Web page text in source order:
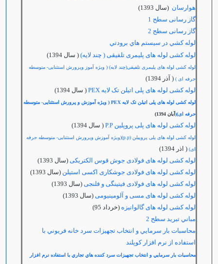
هوارسان (سال 1393)
گاز رسانی سطح 1
گاز رسانی سطح 2
لوله كشي در سيستم هاي برودتي
لوله کشی لوله های پلیمری تلفیقی ( چند لایه) ( سال 1394)
لوله کشی لوله های پلیمری تلفیقی(چند لایه) ( ویژه آموز وپرورش استثنایی- متوسطه
حرفه ای ) ( آذر 1394)
لوله کشی لوله های پلی اتیلن تک لایه PEX
( سال 1394)
لوله کشی لوله های پلی اتیلن تک لایه PEX ( ویژه آموزش و پرورش استثنایی- متوسطه
حرفه ای)( آبان 1394)
لوله کشی لوله های پلی پروپلین P.P ( سال 1394)
لوله کشی لوله های پلی پروپیلن (p.p)(ویژه آموزش وپرورش استثنایی- متوسطه حرفه
ای) ( اذر 1394)
لوله کشی لوله های فولادی جوش قوس الکتریکی (سال 1393)
لوله کشی لوله های فولادی جوشکاری اکسی استیلن (سال 1393)
لوله کشی لوله های فولادی فیتینگی و فلنجی (سال 1393)
لوله کشی لوله های مسی و آلومینیومی (سال 1393)
لوله کشی لوله های گالوانیزه (خرداد 95)
مباني تبرید سطح 2
محاسبات بار سرمايي و انتخاب تجهيزات سرد خانه فريوني با
استفاده از نرم افزار كوپلند
محاسبات بار سرمايي و انتخاب تجهيزات سرد كننده هاي تجاري با استفاده نرم افزار